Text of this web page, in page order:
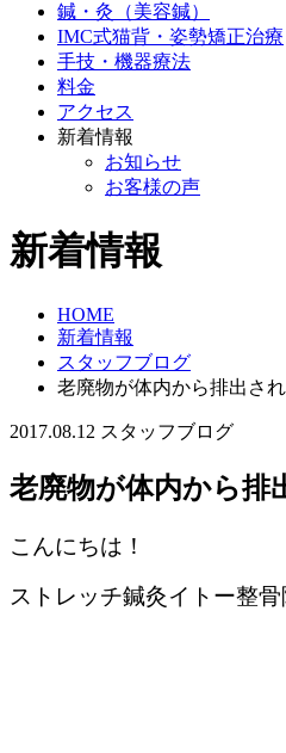
鍼・灸（美容鍼）
IMC式猫背・姿勢矯正治療
手技・機器療法
料金
アクセス
新着情報
お知らせ
お客様の声
新着情報
HOME
新着情報
スタッフブログ
老廃物が体内から排出さ
2017.08.12 スタッフブログ
老廃物が体内から
こんにちは！
ストレッチ鍼灸イトー整骨